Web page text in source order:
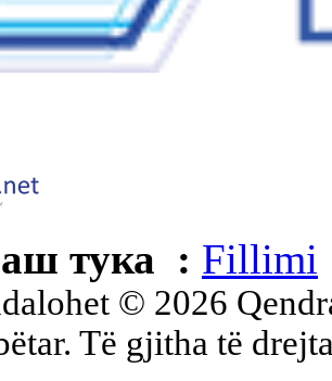
тука : Fillimi
© 2026
Të gjitha të